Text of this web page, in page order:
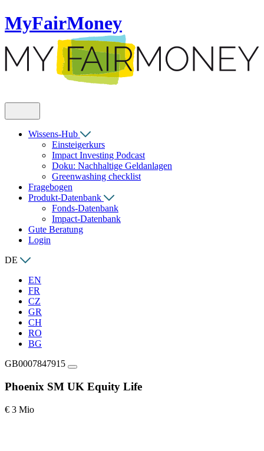
MyFairMoney
Wissens-Hub
Einsteigerkurs
Impact Investing Podcast
Doku: Nachhaltige Geldanlagen
Greenwashing checklist
Fragebogen
Produkt-Datenbank
Fonds-Datenbank
Impact-Datenbank
Gute Beratung
Login
DE
EN
FR
CZ
GR
CH
RO
BG
GB0007847915
Phoenix SM UK Equity Life
€ 3 Mio